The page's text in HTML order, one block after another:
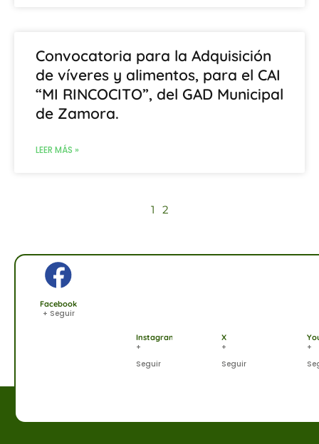
Convocatoria para la Adquisición
de víveres y alimentos, para el CAI
“MI RINCOCITO”, del GAD Municipal
de Zamora.
LEER MÁS »
1 2
Facebook
+ Seguir
Instagram
+
Seguir
X
+
Seguir
+